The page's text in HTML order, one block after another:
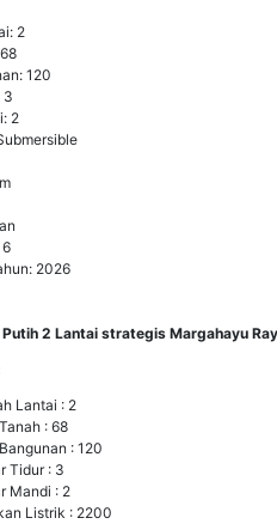
2
120
3
2
2026
Putih 2 Lantai strategis Margahayu
Lantai : 2
: 68
: 120
Tidur : 3
Mandi : 2
Listrik : 2200